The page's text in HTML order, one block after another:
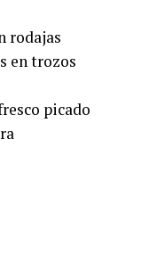
rodajas
en trozos
picado